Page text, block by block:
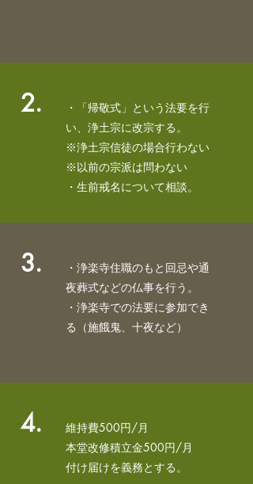
2.
・「帰敬式」という法要を行
い、浄土宗に改宗する。
​※浄土宗信徒の場合行わない
​※以前の宗派は問わない
​・生前戒名について相談。
3.
・浄楽寺住職のもと回忌や通
夜葬式などの仏事を行う。
・浄楽寺での法要に参加でき
る （施餓鬼、十夜など）
4.
維持費500円/月
本堂改修積立金500円/月
​付け届けを義務とする。